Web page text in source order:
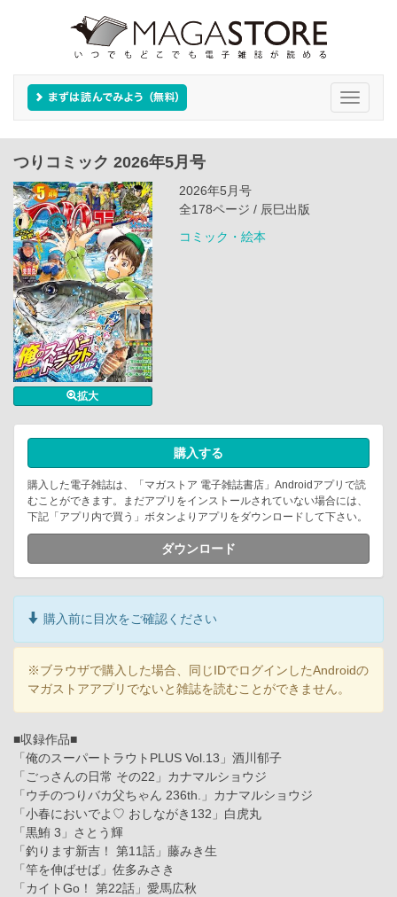
Toggle
つりコミック 2026年5月号
拡大
2026年5月号
全178ページ / 辰巳出版
コミック・絵本
購入する
購入した電子雑誌は、「マガストア 電子雑誌書店」Androidアプリで読
むことができます。まだアプリをインストールされていない場合には、
下記「アプリ内で買う」ボタンよりアプリをダウンロードして下さい。
ダウンロード
購入前に目次をご確認ください
※ブラウザで購入した場合、同じIDでログインしたAndroidの
マガストアアプリでないと雑誌を読むことができません。
■収録作品■
「俺のスーパートラウトPLUS Vol.13」酒川郁子
「ごっさんの日常 その22」カナマルショウジ
「ウチのつりバカ父ちゃん 236th.」カナマルショウジ
「小春においでよ♡ おしながき132」白虎丸
「黒鮪 3」さとう輝
「釣ります新吉！ 第11話」藤みき生
「竿を伸ばせば」佐多みさき
「カイトGo！ 第22話」愛馬広秋